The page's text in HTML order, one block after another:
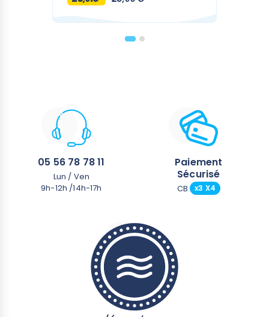
05 56 78 78 11
Lun / Ven
9h-12h /14h-17h
Paiement
Sécurisé
CB x3 X4